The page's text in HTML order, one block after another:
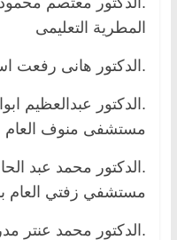
المطرية التعليمى
.الدكتور هانى
.الدكتور عبدالعظيم
مستشفى منوف العام
.الدكتور محمد عبد
مستشفي زفتي العام
.الدكتور محمد عنتر